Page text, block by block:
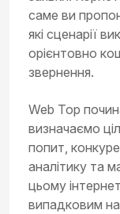
саме ви
які сценарії
орієнтовно
звернення.
Web Top
визначаємо
попит,
аналітику та
цьому
випадковим